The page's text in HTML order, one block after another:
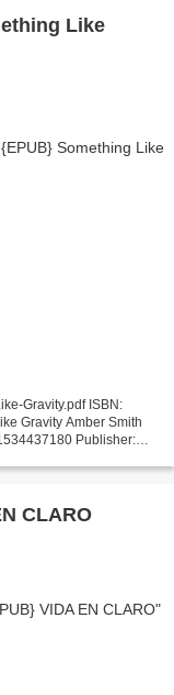
Like
Gravity.pdf ISBN:
Gravity Amber Smith
Publisher:
CLARO